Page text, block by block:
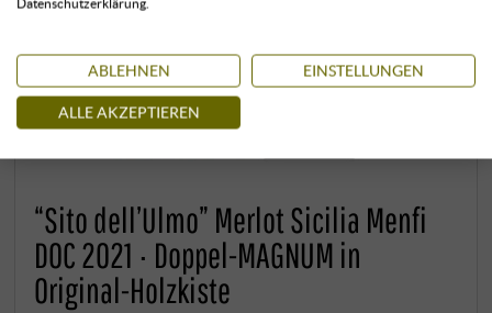
“Sito dell’Ulmo” Merlot Sicilia Menfi
DOC 2021 · Doppel-MAGNUM in
Original-Holzkiste
Datenschutzerklärung.
ABLEHNEN EINSTELLUNGEN
ALLE AKZEPTIEREN